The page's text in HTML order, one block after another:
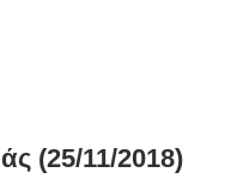
(25/11/2018)